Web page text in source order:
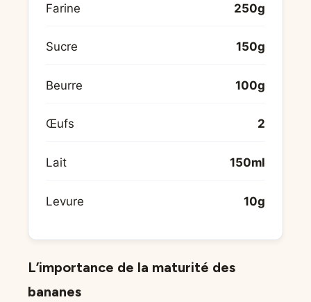
Farine 250g
Sucre 150g
Beurre 100g
Œufs 2
Lait 150ml
Levure 10g
L’importance de la maturité des
bananes